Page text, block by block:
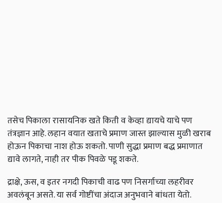
तसेच पिकाला रासायनिक खते किती व केव्हा द्यायचे याचे पण
तंत्रज्ञान आहे. लहान वयात खताचे प्रमाण जास्त झाल्यास मुळी खराब
होऊन पिकाचा नाश होऊ शकतो. पाणी सुद्धा प्रमाण बद्ध प्रमाणात
द्यावे लागते, नाही तर पीक पिवळे पडू शकते.
द्राक्षे, ऊस, व इतर नगदी पिकाची वाढ पण निसर्गाच्या लहरीवर
अवलंबून असते. या सर्व गोष्टींचा अंदाज अनुभवाने बांधता येतो.